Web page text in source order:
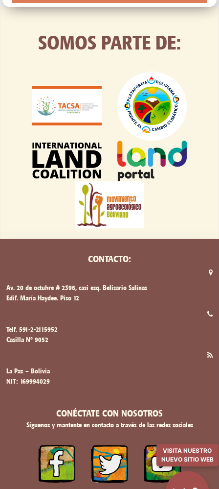
VISITA NUESTRO
NUEVO SITIO WEB
SOMOS PARTE DE:
CONTACTO:
Av. 20 de octubre # 2396, casi esq. Belisario Salinas
Edif. María Haydee. Piso 12
Telf. 591-2-2115952
Casilla Nº 9052
La Paz – Bolivia
NIT: 169994029
CONÉCTATE CON NOSOTROS
Síguenos y mantente en contacto a travéz de las redes sociales